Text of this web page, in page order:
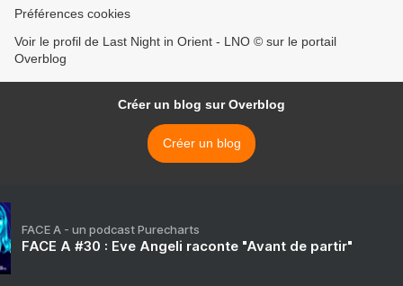
Préférences cookies
Voir le profil de Last Night in Orient - LNO © sur le portail
Overblog
Créer un blog sur Overblog
Créer un blog
FACE A - un podcast Purecharts
FACE A #30 : Eve Angeli raconte "Avant de partir"